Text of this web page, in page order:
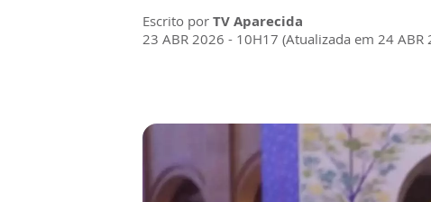
Escrito por TV Aparecida
23 ABR 2026 - 10H17 (Atualizada em 24 ABR